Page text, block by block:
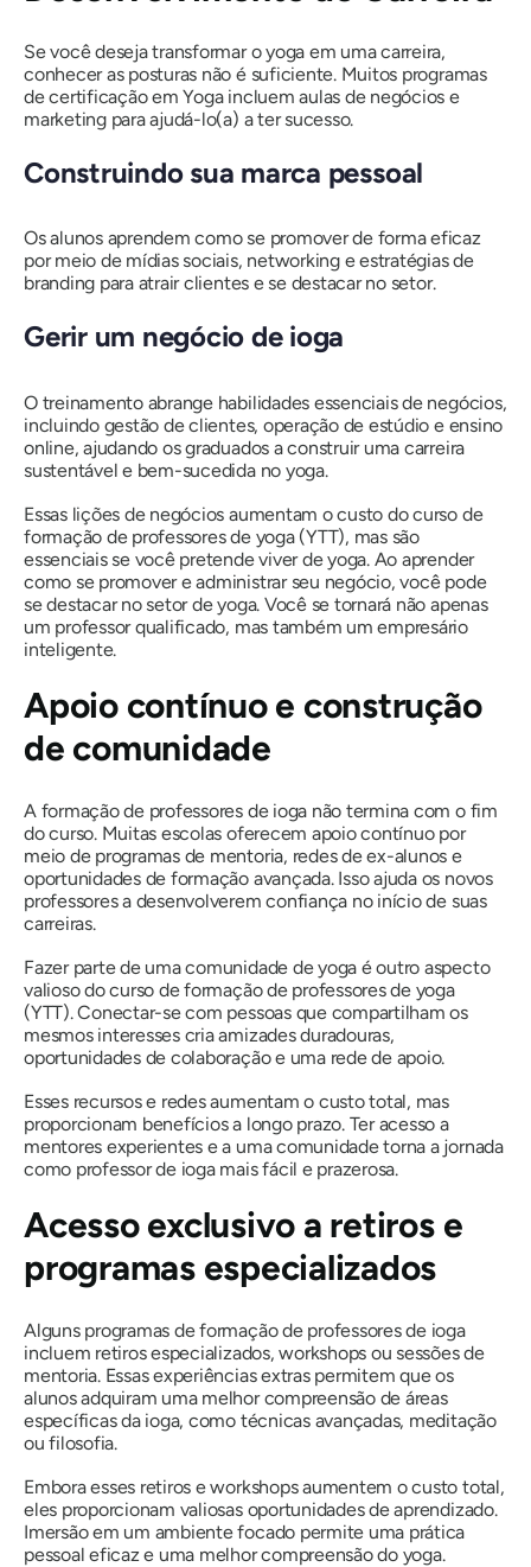
Se você deseja transformar o yoga em uma carreira,
conhecer as posturas não é suficiente. Muitos programas
de certificação em Yoga incluem aulas de negócios e
marketing para ajudá-lo(a) a ter sucesso.
Construindo sua marca pessoal
Os alunos aprendem como se promover de forma eficaz
por meio de mídias sociais, networking e estratégias de
branding para atrair clientes e se destacar no setor.
Gerir um negócio de ioga
O treinamento abrange habilidades essenciais de negócios,
incluindo gestão de clientes, operação de estúdio e ensino
online, ajudando os graduados a construir uma carreira
sustentável e bem-sucedida no yoga.
Essas lições de negócios aumentam o custo do curso de
formação de professores de yoga (YTT), mas são
essenciais se você pretende viver de yoga. Ao aprender
como se promover e administrar seu negócio, você pode
se destacar no setor de yoga. Você se tornará não apenas
um professor qualificado, mas também um empresário
inteligente.
Apoio contínuo e construção
de comunidade
A formação de professores de ioga não termina com o fim
do curso. Muitas escolas oferecem apoio contínuo por
meio de programas de mentoria, redes de ex-alunos e
oportunidades de formação avançada. Isso ajuda os novos
professores a desenvolverem confiança no início de suas
carreiras.
Fazer parte de uma comunidade de yoga é outro aspecto
valioso do curso de formação de professores de yoga
(YTT). Conectar-se com pessoas que compartilham os
mesmos interesses cria amizades duradouras,
oportunidades de colaboração e uma rede de apoio.
Esses recursos e redes aumentam o custo total, mas
proporcionam benefícios a longo prazo. Ter acesso a
mentores experientes e a uma comunidade torna a jornada
como professor de ioga mais fácil e prazerosa.
Acesso exclusivo a retiros e
programas especializados
Alguns programas de formação de professores de ioga
incluem retiros especializados, workshops ou sessões de
mentoria. Essas experiências extras permitem que os
alunos adquiram uma melhor compreensão de áreas
específicas da ioga, como técnicas avançadas, meditação
ou filosofia.
Embora esses retiros e workshops aumentem o custo total,
eles proporcionam valiosas oportunidades de aprendizado.
Imersão em um ambiente focado permite uma prática
pessoal eficaz e uma melhor compreensão do yoga.